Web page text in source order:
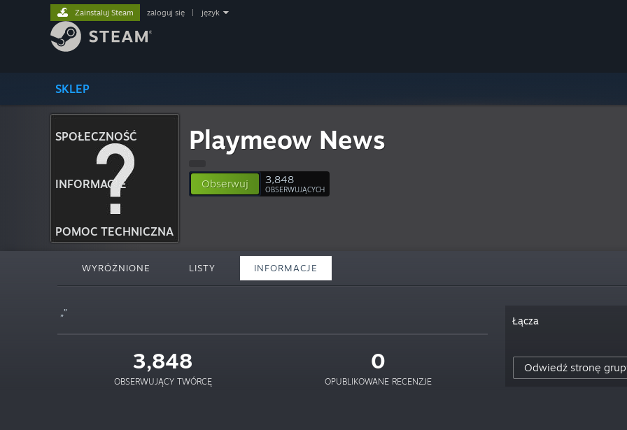
SKLEP
SPOŁECZNOŚĆ
INFORMACJE
POMOC TECHNICZNA
Zainstaluj Steam zaloguj się język
Playmeow News
Obserwuj 3,848
OBSERWUJĄCYCH
WYRÓŻNIONE LISTY INFORMACJE
„”
3,848
OBSERWUJĄCY TWÓRCĘ
0
OPUBLIKOWANE RECENZJE
Łącza
Odwiedź stronę